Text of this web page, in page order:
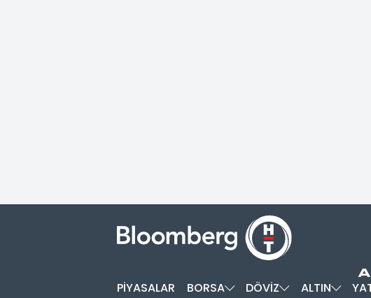
PİYASALAR BORSA DÖVİZ ALTIN